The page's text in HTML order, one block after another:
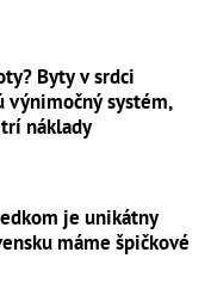
Byty v srdci
výnimočný systém,
náklady
je unikátny
máme špičkové